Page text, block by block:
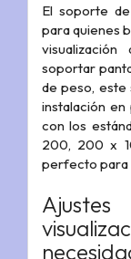
El soporte
para quienes
soportar
de peso,
instalación
con los
200, 200 x
perfecto para